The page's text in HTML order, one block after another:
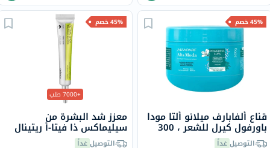
45% خصم
قناع ألفابارف ميلانو ألتا مودا
باورفول كيرل للشعر ، 300
جرامالتوصيلغداً
45% خصم
+7000 طلب
معزز شد البشرة من
سيليماكس ذا فيتا-أ ريتينال
شوت، 15 مل
التوصيلغداً